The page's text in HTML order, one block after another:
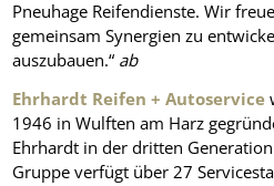
Pneuhage Reifendienste. Wir
gemeinsam Synergien zu
auszubauen.“ ab
Ehrhardt Reifen + Autoservice
1946 in Wulften am Harz
Ehrhardt in der dritten
Gruppe verfügt über 27